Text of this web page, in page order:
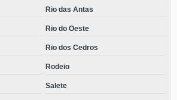
Rio das Antas
Rio do Oeste
Rio dos Cedros
Rodeio
Salete